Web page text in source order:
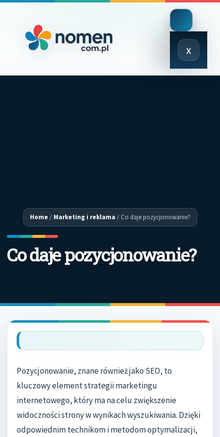
x
Close
Menu
Home / Marketing i reklama / Co daje pozycjonowanie?
Co daje pozycjonowanie?
Pozycjonowanie, znane również jako SEO, to
kluczowy element strategii marketingu
internetowego, który ma na celu zwiększenie
widoczności strony w wynikach wyszukiwania. Dzięki
odpowiednim technikom i metodom optymalizacji,